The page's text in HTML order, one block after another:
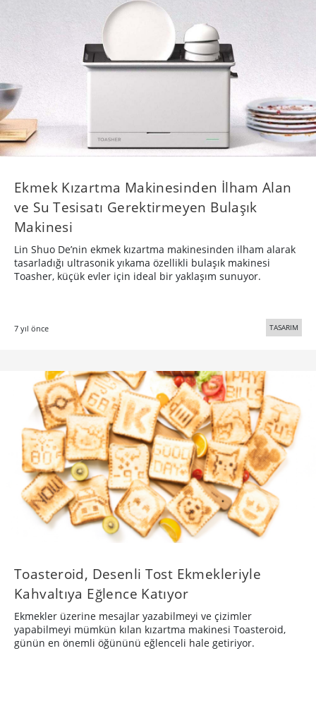
Ekmek Kızartma Makinesinden İlham Alan
ve Su Tesisatı Gerektirmeyen Bulaşık
Makinesi
Lin Shuo De’nin ekmek kızartma makinesinden ilham alarak
tasarladığı ultrasonik yıkama özellikli bulaşık makinesi
Toasher, küçük evler için ideal bir yaklaşım sunuyor.
7 yıl önce TASARIM
Toasteroid, Desenli Tost Ekmekleriyle
Kahvaltıya Eğlence Katıyor
Ekmekler üzerine mesajlar yazabilmeyi ve çizimler
yapabilmeyi mümkün kılan kızartma makinesi Toasteroid,
günün en önemli öğününü eğlenceli hale getiriyor.